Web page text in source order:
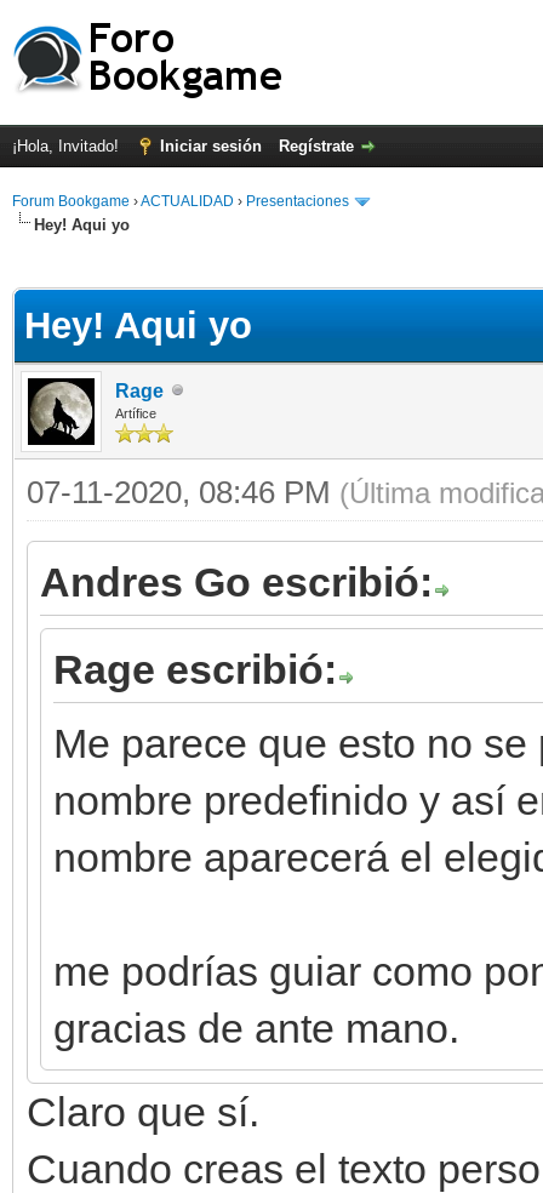
¡Hola, Invitado! Iniciar sesión Regístrate
Forum Bookgame ›ACTUALIDAD › Presentaciones
Hey! Aqui yo
Hey! Aqui yo
Rage
Artífice
07-11-2020, 08:46 PM (Última
Andres Go escribió:
Rage escribió:
Me parece que esto no
nombre predefinido y así
nombre aparecerá el
me podrías guiar como
gracias de ante mano.
Claro que sí.
Cuando creas el texto